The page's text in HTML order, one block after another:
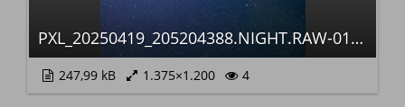
PXL_20250419_205204388.NIGHT.RAW-01.COVER~2_104019.jpg
247,99 kB 1.375×1.200 4